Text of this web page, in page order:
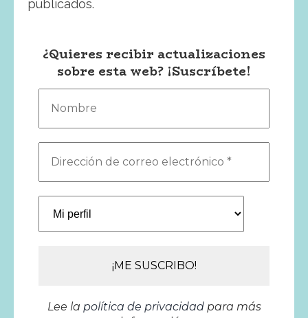
publicados.
¿Quieres recibir actualizaciones
sobre esta web? ¡Suscríbete!
de
electrónico
*
Lee la política de privacidadpara más